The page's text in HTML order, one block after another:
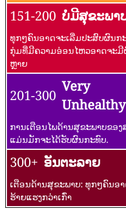
151-200 ບໍ່ມີສຸຂະພາ
ທຸກໆຄົນອາດຈະເລີ່ມປະສົບຜົນກ
ກຸ່ມທີ່ມີຄວາມອ່ອນໄຫວອາດຈະ
ຫຼາຍ
201-300
Very
Unhealthy
ການເຕືອນໄພດ້ານສຸຂະພາບຂອ
ແມ່ນມັກຈະໄດ້ຮັບຜົນກະທົບ.
300+ ອັນຕະລາຍ
ເຕືອນດ້ານສຸຂະພາບ: ທຸກໆຄົນອ
ຮ້າຍແຮງກວ່າເກົ່າ